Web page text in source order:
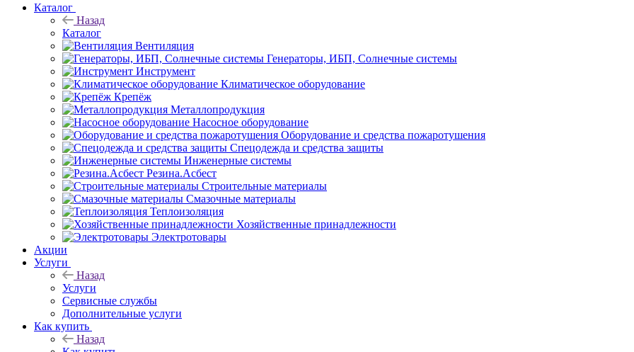
Каталог
Назад
Каталог
Вентиляция
Генераторы, ИБП, Солнечные системы
Инструмент
Климатическое оборудование
Крепёж
Металлопродукция
Насосное оборудование
Оборудование и средства пожаротушения
Спецодежда и средства защиты
Инженерные системы
Резина.Асбест
Строительные материалы
Смазочные материалы
Теплоизоляция
Хозяйственные принадлежности
Электротовары
Акции
Услуги
Назад
Услуги
Сервисные службы
Дополнительные услуги
Как купить
Назад